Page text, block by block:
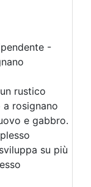
-
rustico
rosignano
e gabbro.
su più